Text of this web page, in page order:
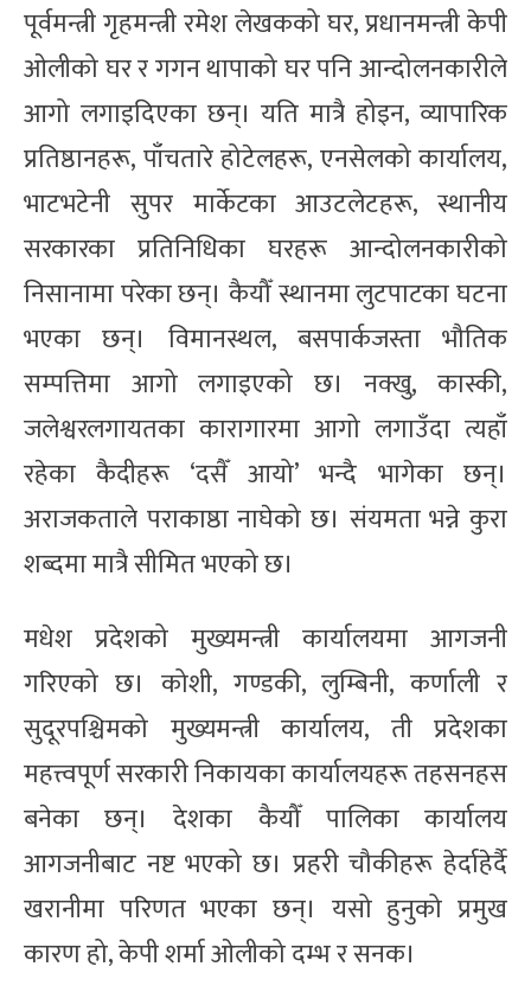
पूर्वमन्त्री गृहमन्त्री रमेश लेखकको घर, प्रधानमन्त्री केपी
ओलीको घर र गगन थापाको घर पनि आन्दोलनकारीले
आगो लगाइदिएका छन्। यति मात्रै होइन, व्यापारिक
प्रतिष्ठानहरू, पाँचतारे होटेलहरू, एनसेलको कार्यालय,
भाटभटेनी सुपर मार्केटका आउटलेटहरू, स्थानीय
सरकारका प्रतिनिधिका घरहरू आन्दोलनकारीको
निसानामा परेका छन्। कैयौँ स्थानमा लुटपाटका घटना
भएका छन्। विमानस्थल, बसपार्कजस्ता भौतिक
सम्पत्तिमा आगो लगाइएको छ। नक्खु, कास्की,
जलेश्वरलगायतका कारागारमा आगो लगाउँदा त्यहाँ
रहेका कैदीहरू ‘दसैँ आयो’ भन्दै भागेका छन्।
अराजकताले पराकाष्ठा नाघेको छ। संयमता भन्ने कुरा
शब्दमा मात्रै सीमित भएको छ।
मधेश प्रदेशको मुख्यमन्त्री कार्यालयमा आगजनी
गरिएको छ। कोशी, गण्डकी, लुम्बिनी, कर्णाली र
सुदूरपश्चिमको मुख्यमन्त्री कार्यालय, ती प्रदेशका
महत्त्वपूर्ण सरकारी निकायका कार्यालयहरू तहसनहस
बनेका छन्। देशका कैयौँ पालिका कार्यालय
आगजनीबाट नष्ट भएको छ। प्रहरी चौकीहरू हेर्दाहेर्दै
खरानीमा परिणत भएका छन्। यसो हुनुको प्रमुख
कारण हो, केपी शर्मा ओलीको दम्भ र सनक।